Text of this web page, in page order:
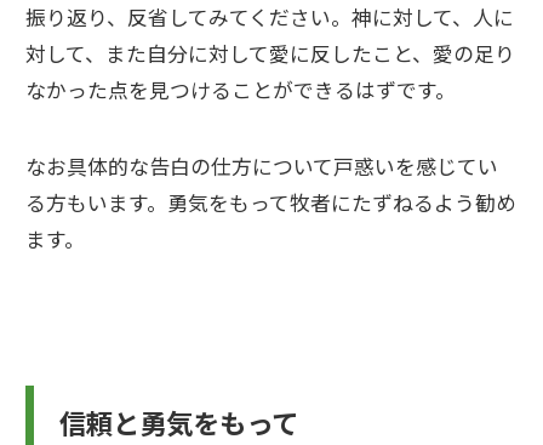
振り返り、反省してみてください。神に対して、人に
対して、また自分に対して愛に反したこと、愛の足り
なかった点を見つけることができるはずです。
なお具体的な告白の仕方について戸惑いを感じてい
る方もいます。勇気をもって牧者にたずねるよう勧め
ます。
信頼と勇気をもって